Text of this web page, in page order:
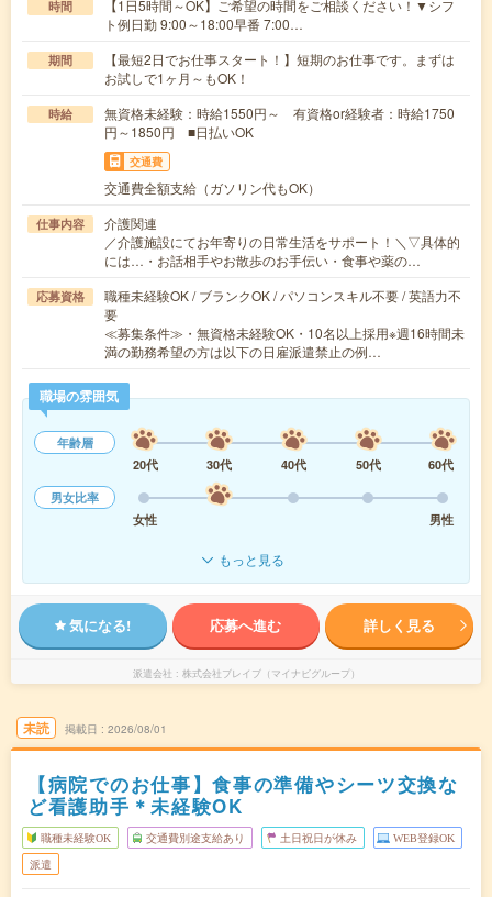
時間
【1日5時間～OK】ご希望の時間をご相談ください！▼シフ
ト例日勤 9:00～18:00早番 7:00…
期間
【最短2日でお仕事スタート！】短期のお仕事です。まずは
お試しで1ヶ月～もOK！
時給
無資格未経験：時給1550円～ 有資格or経験者：時給1750
円～1850円 ■日払いOK
交通費
交通費全額支給（ガソリン代もOK）
仕事内容
介護関連
／介護施設にてお年寄りの日常生活をサポート！＼▽具体的
には…・お話相手やお散歩のお手伝い・食事や薬の…
応募資格
職種未経験OK / ブランクOK / パソコンスキル不要 / 英語力不
要
≪募集条件≫・無資格未経験OK・10名以上採用※週16時間未
満の勤務希望の方は以下の日雇派遣禁止の例…
職場の雰囲気
年齢層
20代
30代 40代 50代
60代
男女比率
女性
男性
もっと見る
気になる! 応募へ進む 詳しく見る
派遣会社 株式会社ブレイブ（マイナビグループ）
未読 掲載日 2026/08/01
【病院でのお仕事】食事の準備やシーツ交換な
ど看護助手＊未経験OK
職種未経験OK 交通費別途支給あり 土日祝日が休み WEB登録OK
派遣